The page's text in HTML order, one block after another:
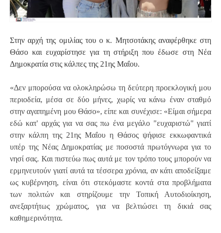
Στην αρχή της ομιλίας του ο κ. Μητσοτάκης αναφέρθηκε στη
Θάσο και ευχαρίστησε για τη στήριξη που έδωσε στη Νέα
Δημοκρατία στις κάλπες της 21ης Μαΐου.
«Δεν μπορούσα να ολοκληρώσω τη δεύτερη προεκλογική μου
περιοδεία, μέσα σε δύο μήνες, χωρίς να κάνω έναν σταθμό
στην αγαπημένη μου Θάσο», είπε και συνέχισε: «Είμαι σήμερα
εδώ κατ' αρχάς για να σας πω ένα μεγάλο "ευχαριστώ" γιατί
στην κάλπη της 21ης Μαΐου η Θάσος ψήφισε εκκωφαντικά
υπέρ της Νέας Δημοκρατίας με ποσοστά πρωτόγνωρα για το
νησί σας. Και πιστεύω πως αυτά με τον τρόπο τους μπορούν να
ερμηνευτούν γιατί αυτά τα τέσσερα χρόνια, αν κάτι αποδείξαμε
ως κυβέρνηση, είναι ότι στεκόμαστε κοντά στα προβλήματα
των πολιτών και στηρίζουμε την Τοπική Αυτοδιοίκηση,
ανεξαρτήτως χρώματος, για να βελτιώσει τη δικιά σας
καθημερινότητα.